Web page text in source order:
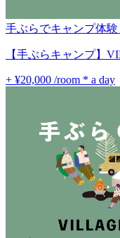
手ぶらでキャンプ体
【手ぶらキャンプ】
+ ¥20,000 /room * a day